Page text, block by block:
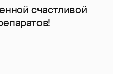
счастливой